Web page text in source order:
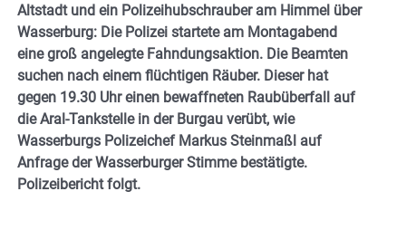
Altstadt und ein Polizeihubschrauber am Himmel über
Wasserburg: Die Polizei startete am Montagabend
eine groß angelegte Fahndungsaktion. Die Beamten
suchen nach einem flüchtigen Räuber. Dieser hat
gegen 19.30 Uhr einen bewaffneten Raubüberfall auf
die Aral-Tankstelle in der Burgau verübt, wie
Wasserburgs Polizeichef Markus Steinmaßl auf
Anfrage der Wasserburger Stimme bestätigte.
Polizeibericht folgt.